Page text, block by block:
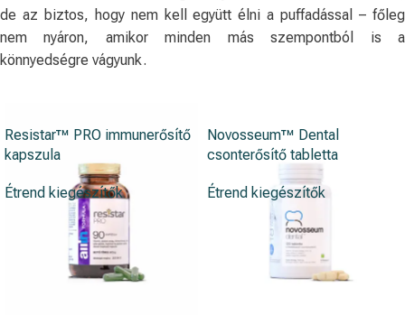
de az biztos, hogy nem kell együtt élni a puffadással – főleg
nem nyáron, amikor minden más szempontból is a
könnyedségre vágyunk.
Resistar™ PRO immunerősítő
kapszula
Étrend kiegészítők
Novosseum™ Dental
csonterősítő tabletta
Étrend kiegészítők